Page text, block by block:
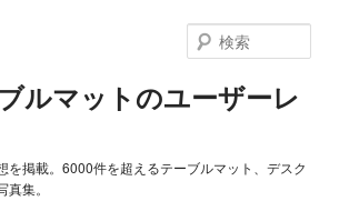
ルマットのユーザーレ
を掲載。6000件を超えるテーブルマット、デスク
集。
索